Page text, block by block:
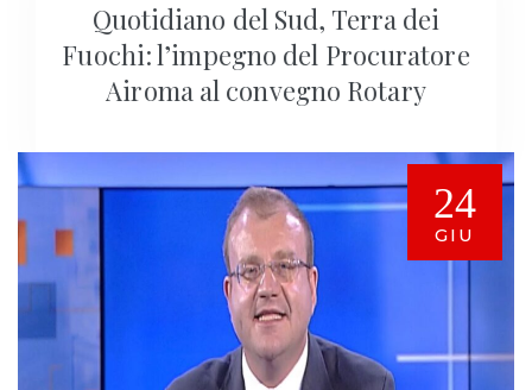
Quotidiano del Sud, Terra dei
Fuochi: l’impegno del Procuratore
Airoma al convegno Rotary
24
GIU